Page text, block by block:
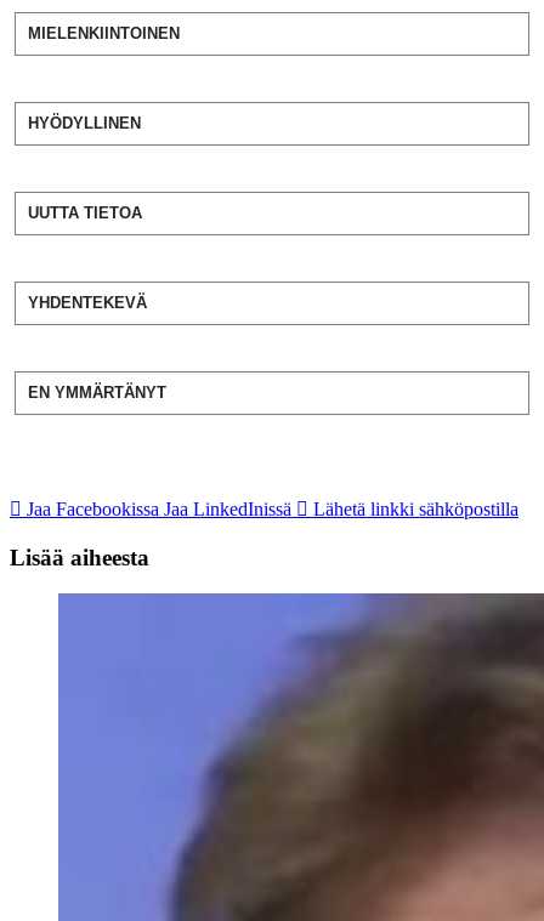
MIELENKIINTOINEN
HYÖDYLLINEN
UUTTA TIETOA
YHDENTEKEVÄ
EN YMMÄRTÄNYT
Jaa Facebookissa Jaa LinkedInissä Lähetä linkki sähköpostilla
Lisää aiheesta